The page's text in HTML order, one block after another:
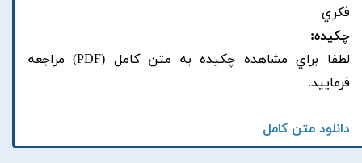
فکري
چکیده:
لطفا براي مشاهده چکيده به متن کامل (PDF) مراجعه
فرماييد.
دانلود متن کامل